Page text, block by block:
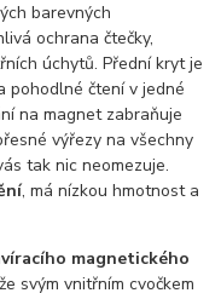
barevných
ochrana čtečky,
úchytů. Přední kryt je
pohodlné čtení v jedné
na magnet zabraňuje
výřezy na všechny
tak nic neomezuje.
, má nízkou hmotnost a
magnetického
svým vnitřním cvočkem